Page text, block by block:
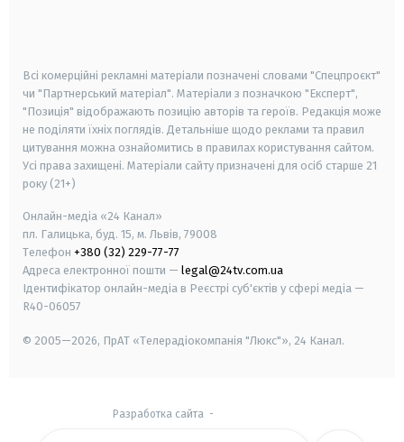
Всі комерційні рекламні матеріали позначені словами "Спецпроєкт"
чи "Партнерський матеріал". Матеріали з позначкою "Експерт",
"Позиція" відображають позицію авторів та героїв. Редакція може
не поділяти їхніх поглядів. Детальніше щодо реклами та правил
цитування можна ознайомитись в правилах користування сайтом.
Усі права захищені. Матеріали сайту призначені для осіб старше 21
року (21+)
Онлайн-медіа «24 Канал»
пл. Галицька, буд. 15, м. Львів, 79008
Телефон +380 (32) 229-77-77
Адреса електронної пошти — legal@24tv.com.ua
Ідентифікатор онлайн-медіа в Реєстрі суб'єктів у сфері медіа —
R40-06057
© 2005—2026, ПрАТ «Телерадіокомпанія "Люкс"», 24 Канал.
Разработка сайта -